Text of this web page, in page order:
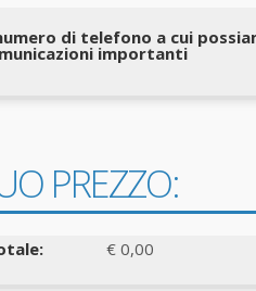
di telefono a cui
importanti
PREZZO:
€ 0,00